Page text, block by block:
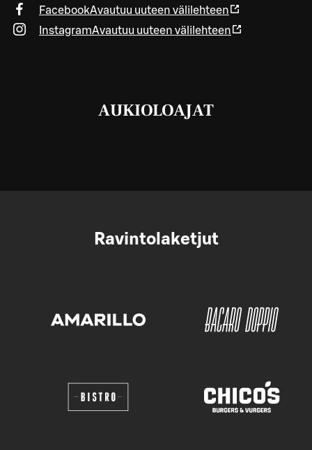
FacebookAvautuu uuteen välilehteen
InstagramAvautuu uuteen välilehteen
AUKIOLOAJAT
Ravintolaketjut